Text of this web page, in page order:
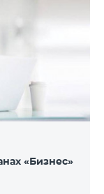
«Бизнес»